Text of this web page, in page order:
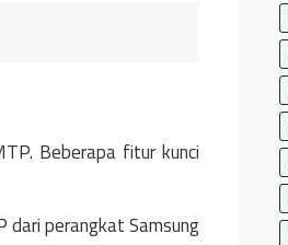
Beberapa fitur kunci
dari perangkat Samsung